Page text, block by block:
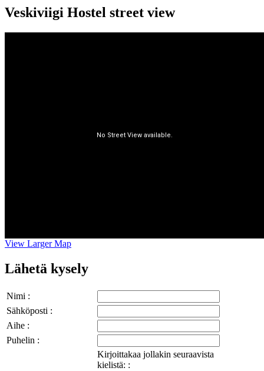
Veskiviigi Hostel street view
View Larger Map
Lähetä kysely
Nimi :
Sähköposti :
Aihe :
Puhelin :
Kirjoittakaa jollakin seuraavista
kielistä: :